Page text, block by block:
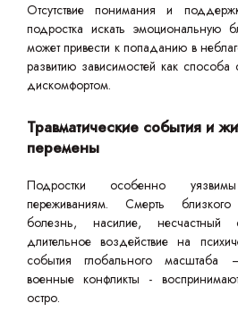
Отсутствие понимания и
подростка искать эмоциональную
может привести к попаданию в
развитию зависимостей как способа
дискомфортом.
Травматические события и
перемены
Подростки особенно
переживаниям. Смерть
болезнь, насилие, несчастный
длительное воздействие на
события глобального масштаба
военные конфликты -
остро.